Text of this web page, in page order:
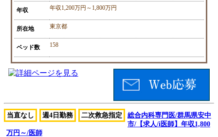
年収 年収1,200万円～1,800万円
所在地 東京都
ベッド数 158
当直なし 週4日勤務 二次救急指定
総合内科専門医/群馬県安中
市/【求人/i医師】年収1,800
万円～/医師